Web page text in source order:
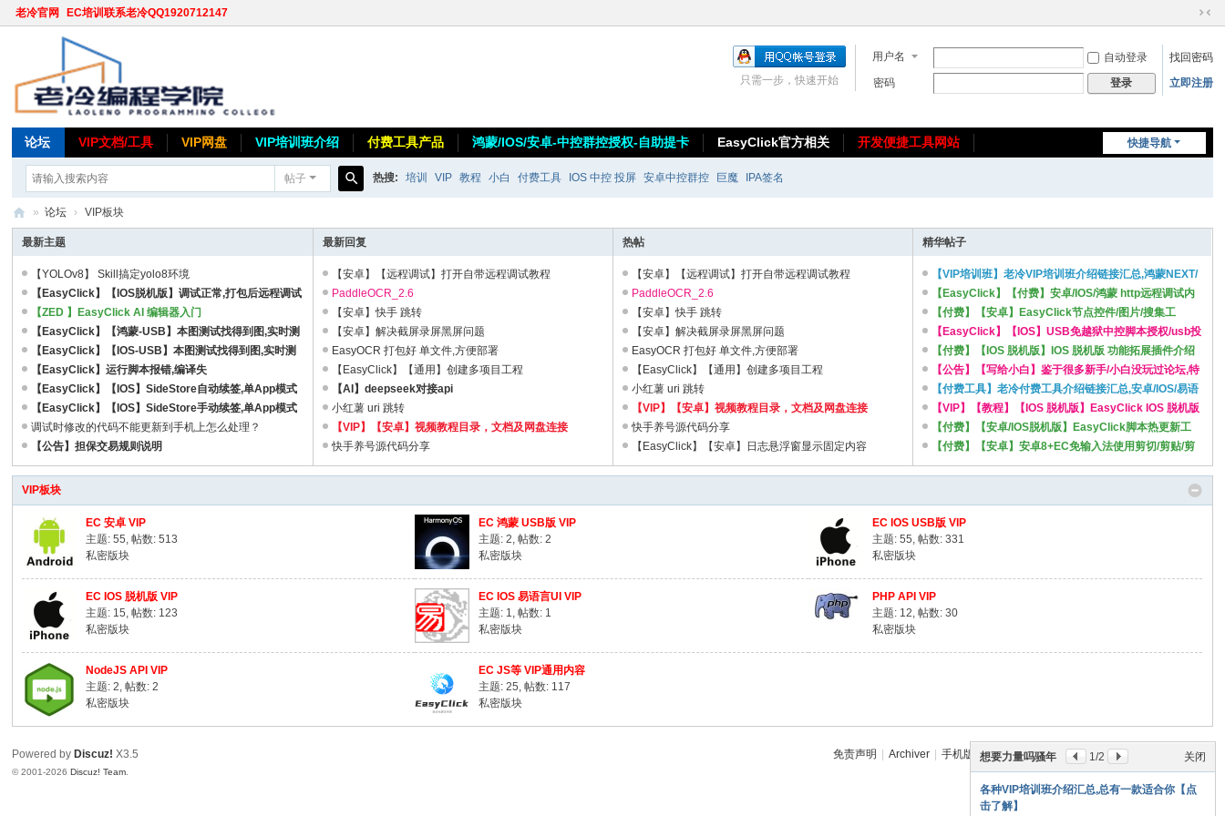
老冷官网 EC培训联系老冷QQ1920712147
切
到
窄
用户名 自动登录
找回密码
密码
登录 立即注册
只需一步，快速开始
快捷导航
论坛 VIP文档/工具 VIP网盘 VIP培训班介绍 付费工具产品 鸿蒙/IOS/安卓-中控群控授权-自助提卡 EasyClick官方相关
开发便捷工具网站
帖子
索
热搜: 培训 VIP 教程 小白 付费工具 IOS 中控 投屏 安卓中控群控 巨魔 IPA签名
老
论
坛
» 论坛 › VIP板块
最新主题
【YOLOv8】 Skill搞定yolo8环境
【EasyClick】【IOS脱机版】调试正常,打包后远程调试
报错,没有js文件可执行解决方法 ...
【ZED 】EasyClick AI 编辑器入门
【EasyClick】【鸿蒙-USB】本图测试找得到图,实时测
试找不到图解决方法
【EasyClick】【IOS-USB】本图测试找得到图,实时测
试找不到图解决方法
【EasyClick】运行脚本报错,编译失
败:java.lang.Exception:链接编译器服务失败解决方法 ...
【EasyClick】【IOS】SideStore自动续签,单App模式
下免费苹果id签名教程
【EasyClick】【IOS】SideStore手动续签,单App模式
下免费苹果id签名教程
调试时修改的代码不能更新到手机上怎么处理？
【公告】担保交易规则说明
最新回复
【安卓】【远程调试】打开自带远程调试教程
PaddleOCR_2.6
【安卓】快手 跳转
【安卓】解决截屏录屏黑屏问题
EasyOCR 打包好 单文件,方便部署
【EasyClick】【通用】创建多项目工程
【AI】deepseek对接api
小红薯 uri 跳转
【VIP】【安卓】视频教程目录，文档及网盘连接
快手养号源代码分享
热帖
【安卓】【远程调试】打开自带远程调试教程
PaddleOCR_2.6
【安卓】快手 跳转
【安卓】解决截屏录屏黑屏问题
EasyOCR 打包好 单文件,方便部署
【EasyClick】【通用】创建多项目工程
小红薯 uri 跳转
【VIP】【安卓】视频教程目录，文档及网盘连接
快手养号源代码分享
【EasyClick】【安卓】日志悬浮窗显示固定内容
精华帖子
【VIP培训班】老冷VIP培训班介绍链接汇总,鸿蒙NEXT/
安卓/IOS USB版/IOS脱机版/PHP等 ...
【EasyClick】【付费】安卓/IOS/鸿蒙 http远程调试内
网穿透工具,即开即用,支持Win/MacOS/Linux ...
【付费】【安卓】EasyClick节点控件/图片/搜集工
具,bug错误上报插件组件
【EasyClick】【IOS】USB免越狱中控脚本授权/usb投
屏群控授权/脱机版设备授权收费方案及投屏收费方案/IOS
收 ...
【付费】【IOS 脱机版】IOS 脱机版 功能拓展插件介绍
【公告】【写给小白】鉴于很多新手/小白没玩过论坛,特
此说明【付费工具】老冷付费工具介绍链接汇总,安卓/IOS/易语
言等【VIP】【教程】【IOS 脱机版】EasyClick IOS 脱机版
VIP 教程简介 苹果手机免越狱脚本开发 ...
【付费】【安卓/IOS脱机版】EasyClick脚本热更新工
具,简化更新操作
【付费】【安卓】安卓8+EC免输入法使用剪切/剪贴/剪
辑版功能utils.getClipboardText/utils.setClipboardTex ...
VIP板块
EC 安卓 VIP
主题: 55,帖数: 513
私密版块
EC 鸿蒙 USB版 VIP
主题: 2,帖数: 2
私密版块
EC IOS USB版 VIP
主题: 55,帖数: 331
私密版块
EC IOS 脱机版 VIP
主题: 15,帖数: 123
私密版块
EC IOS 易语言UI VIP
主题: 1,帖数: 1
私密版块
PHP API VIP
主题: 12,帖数: 30
私密版块
NodeJS API VIP
主题: 2,帖数: 2
私密版块
EC JS等 VIP通用内容
主题: 25,帖数: 117
私密版块
关闭
想要力量吗骚年 1/2
各种VIP培训班介绍汇总,总有一款适合你【点
击了解】
免责声明 Archiver 手机版 | 老冷论坛(闽ICP备20013040号-2 网站地图
GMT+8, 2026-8-8 13:39
Powered by Discuz! X3.5
© 2001-2026Discuz! Team